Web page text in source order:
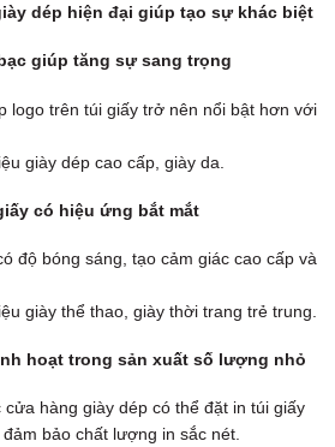
dép hiện đại giúp tạo sự khác biệt
giúp tăng sự sang trọng
logo trên túi giấy trở nên nổi bật hơn với
giày dép cao cấp, giày da.
có hiệu ứng bắt mắt
độ bóng sáng, tạo cảm giác cao cấp và
giày thể thao, giày thời trang trẻ trung.
hoạt trong sản xuất số lượng nhỏ
cửa hàng giày dép có thể đặt in túi giấy
bảo chất lượng in sắc nét.